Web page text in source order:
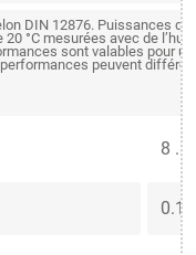
DIN 12876. Puissances de
°C mesurées avec de
sont valables pour
peuvent différer
8 ...
0.1